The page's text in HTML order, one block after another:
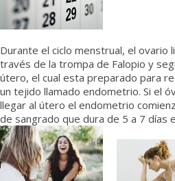
Durante el ciclo menstrual, el ovario
través de la trompa de Falopio y
útero, el cual esta preparado para
un tejido llamado endometrio. Si el
llegar al útero el endometrio
de sangrado que dura de 5 a 7 días